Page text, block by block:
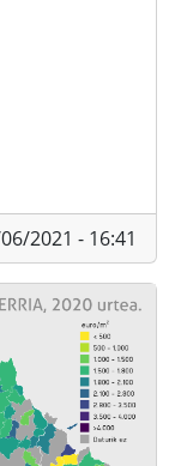
2021 - 16:41